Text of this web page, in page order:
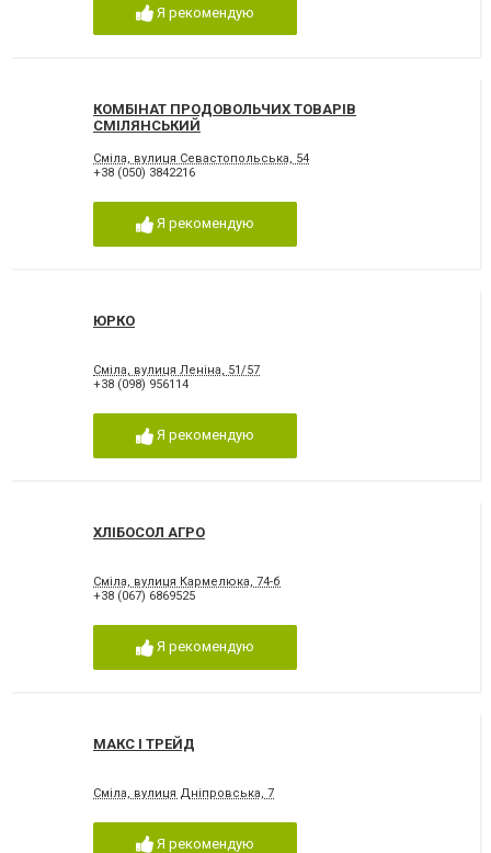
Я рекомендую
КОМБІНАТ ПРОДОВОЛЬЧИХ ТОВАРІВ
СМІЛЯНСЬКИЙ
Сміла, вулиця Севастопольська, 54
+38 (050) 3842216
Я рекомендую
ЮРКО
Сміла, вулиця Леніна, 51/57
+38 (098) 956114
Я рекомендую
ХЛІБОСОЛ АГРО
Сміла, вулиця Кармелюка, 74-б
+38 (067) 6869525
Я рекомендую
МАКС І ТРЕЙД
Сміла, вулиця Дніпровська, 7
Я рекомендую